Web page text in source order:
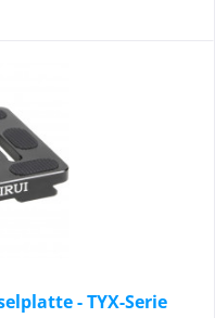
- TYX-Serie